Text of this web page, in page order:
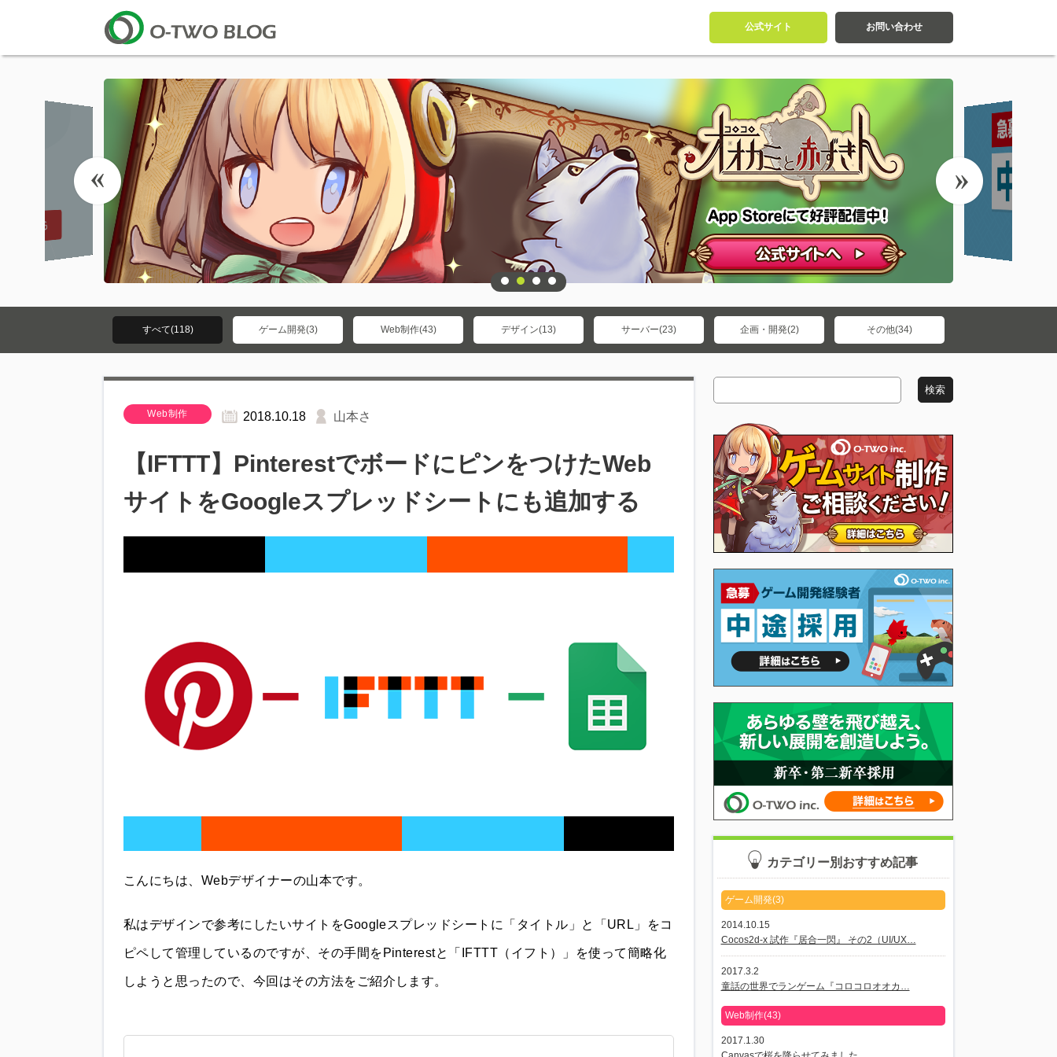
公式サイト お問い合わせ
すべて(118) ゲーム開発(3) Web制作(43) デザイン(13) サーバー(23) 企画・開発(2) その他(34)
Web制作 2018.10.18 山本さ
【IFTTT】PinterestでボードにピンをつけたWeb
サイトをGoogleスプレッドシートにも追加する
こんにちは、Webデザイナーの山本です。
私はデザインで参考にしたいサイトをGoogleスプレッドシートに「タイトル」と「URL」をコ
ピペして管理しているのですが、その手間をPinterestと「IFTTT（イフト）」を使って簡略化
しようと思ったので、今回はその方法をご紹介します。
カテゴリー別おすすめ記事
ゲーム開発(3)
2014.10.15
Cocos2d-x 試作『居合一閃』 その2（UI/UX…
2017.3.2
童話の世界でランゲーム『コロコロオオカ…
Web制作(43)
2017.1.30